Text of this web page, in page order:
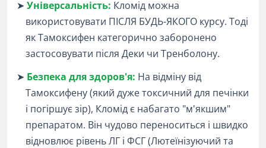
➤ Універсальність: Кломід можна
використовувати ПІСЛЯ БУДЬ-ЯКОГО курсу. Тоді
як Тамоксифен категорично заборонено
застосовувати після Деки чи Тренболону.
➤ Безпека для здоров'я: На відміну від
Тамоксифену (який дуже токсичний для печінки
і погіршує зір), Кломід є набагато "м'якшим"
препаратом. Він чудово переноситься і швидко
відновлює рівень ЛГ і ФСГ (Лютеїнізуючий та